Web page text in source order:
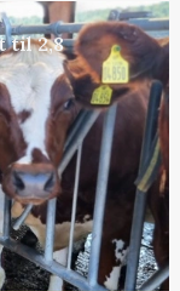
til 2,8